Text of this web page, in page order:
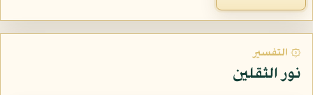
۞ التفسير
نور الثقلين